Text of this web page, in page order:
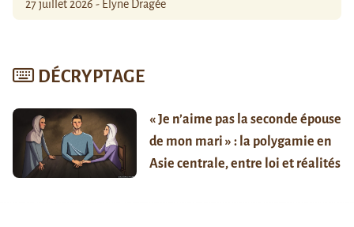
27 juillet 2026 - Élyne Dragée
DÉCRYPTAGE
« Je n’aime pas la seconde épouse
de mon mari » : la polygamie en
Asie centrale, entre loi et réalités